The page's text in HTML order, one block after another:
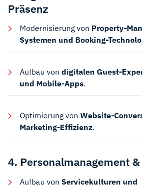
Präsenz
Modernisierung von Property-
Systemen und Booking-
Aufbau von digitalen Guest-
und Mobile-Apps.
Optimierung von Website-
Marketing-Effizienz.
4. Personalmanagement
Aufbau von Servicekulturen und